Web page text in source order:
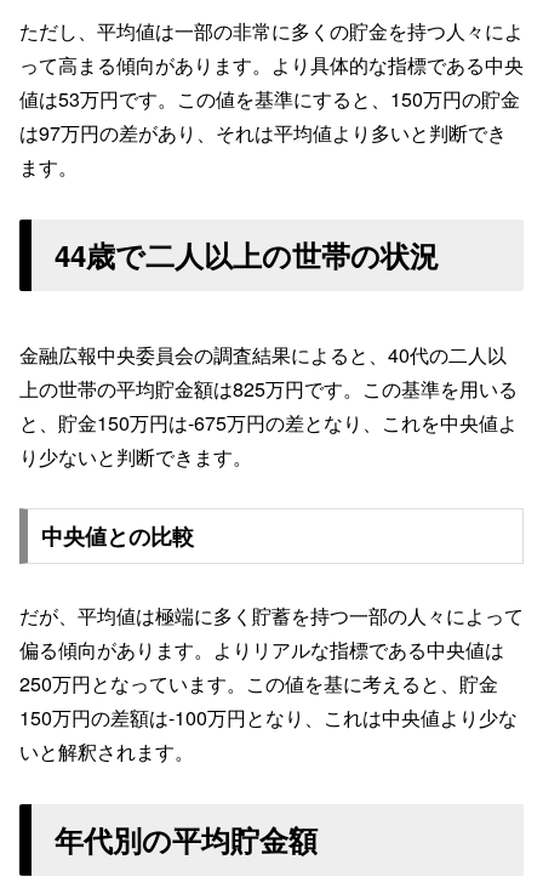
ただし、平均値は一部の非常に多くの貯金を持つ人々によ
って高まる傾向があります。より具体的な指標である中央
値は53万円です。この値を基準にすると、150万円の貯金
は97万円の差があり、それは平均値より多いと判断でき
ます。
44歳で二人以上の世帯の状況
金融広報中央委員会の調査結果によると、40代の二人以
上の世帯の平均貯金額は825万円です。この基準を用いる
と、貯金150万円は-675万円の差となり、これを中央値よ
り少ないと判断できます。
中央値との比較
だが、平均値は極端に多く貯蓄を持つ一部の人々によって
偏る傾向があります。よりリアルな指標である中央値は
250万円となっています。この値を基に考えると、貯金
150万円の差額は-100万円となり、これは中央値より少な
いと解釈されます。
年代別の平均貯金額